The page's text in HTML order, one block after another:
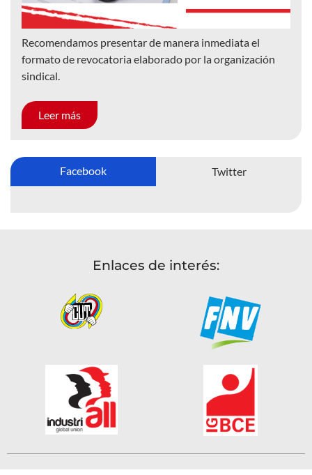
Recomendamos presentar de manera inmediata el
formato de revocatoria elaborado por la organización
sindical.
Leer más
Facebook Twitter
Enlaces de interés: